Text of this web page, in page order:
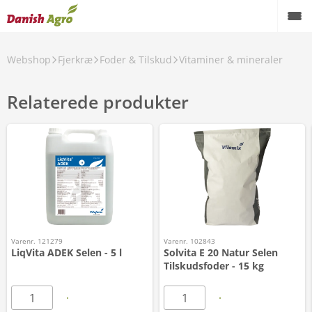
Webshop Fjerkræ Foder & Tilskud Vitaminer & mineraler
Relaterede produkter
Varenr. 121279
LiqVita ADEK Selen - 5 l
Varenr. 102843
Solvita E 20 Natur Selen
Tilskudsfoder - 15 kg